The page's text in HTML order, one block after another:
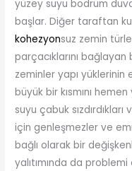
yüzey suyu bodrum
başlar. Diğer taraftan
kohezyonsuz zemin
parçacıklarını
zeminler yapı
büyük bir kısmını
suyu çabuk
için genleşmezler ve
bağlı olarak bir
yalıtımında da